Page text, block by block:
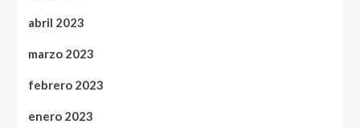
abril 2023
marzo 2023
febrero 2023
enero 2023